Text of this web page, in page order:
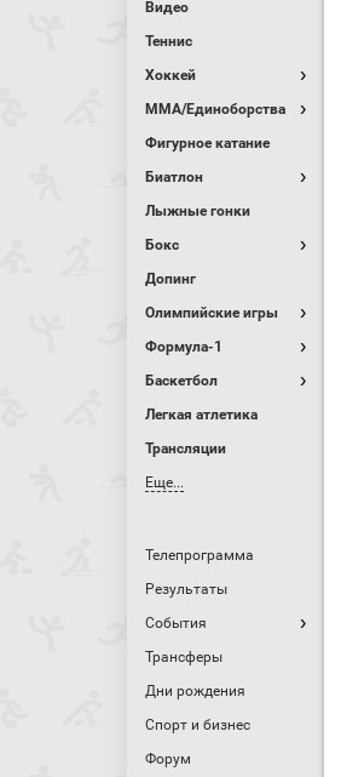
Видео
Теннис
Хоккей
MMA/Единоборства
Фигурное катание
Биатлон
Лыжные гонки
Бокс
Допинг
Олимпийские игры
Формула-1
Баскетбол
Легкая атлетика
Трансляции
Еще...
Телепрограмма
Результаты
События
Трансферы
Дни рождения
Спорт и бизнес
Форум